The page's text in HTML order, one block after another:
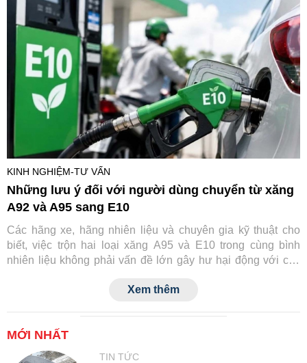
tiếp tục khẳng định vị thế tại giải Shell Eco-marathon danh
tiếng
KINH NGHIỆM-TƯ VẤN
Những lưu ý đối với người dùng chuyển từ xăng
A92 và A95 sang E10
Các hãng xe, hãng nhiên liệu và chuyên gia kỹ thuật cho
biết, việc trộn hai loại xăng A95 và E10 trong cùng bình
nhiên liệu không phải vấn đề lớn gây hư hại động với các
Xem thêm
MỚI NHẤT
TIN TỨC